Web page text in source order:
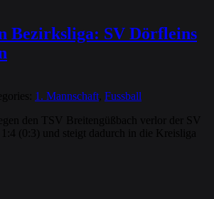
Bezirksliga: SV Dörfleins
1. Mannschaft Fussball
den TSV Breitengüßbach verlor der SV
(0:3) und steigt dadurch in die Kreisliga